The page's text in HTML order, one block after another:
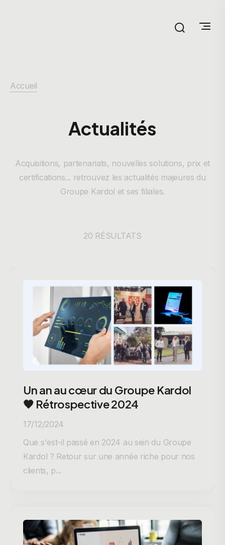
Accueil
Actualités
Acquisitions, partenariats, nouvelles solutions, prix et
certifications... retrouvez les actualités majeures du
Groupe Kardol et ses filiales.
20 RÉSULTATS
Un an au cœur du Groupe Kardol
🧡 Rétrospective 2024
17/12/2024
Que s'est-il passé en 2024 au sein du Groupe
Kardol ? Retour sur une année riche pour nos
clients, p...